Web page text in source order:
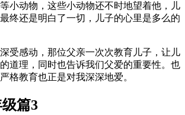
小动物，这些小动物还不时地望着他，儿
终还是明白了一切，儿子的心里是多么的
受感动，那位父亲一次次教育儿子，让儿
道理，同时也告诉我们父爱的重要性。也
格教育也正是对我深深地爱。
篇3